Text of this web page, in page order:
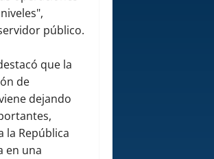
público.
que la
de
dejando
la República
en una